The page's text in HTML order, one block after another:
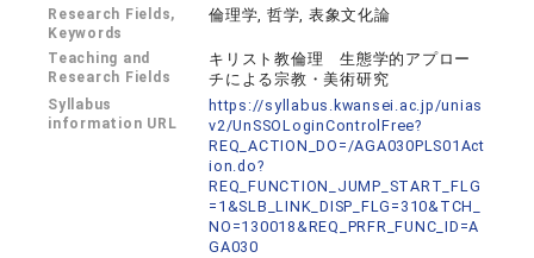
Research Fields,
Keywords
倫理学, 哲学, 表象文化論
Teaching and
Research Fields
キリスト教倫理 生態学的アプロー
チによる宗教・美術研究
Syllabus
information URL
https://syllabus.kwansei.ac.jp/unias
v2/UnSSOLoginControlFree?
REQ_ACTION_DO=/AGA030PLS01Act
ion.do?
REQ_FUNCTION_JUMP_START_FLG
=1&SLB_LINK_DISP_FLG=310&TCH_
NO=130018&REQ_PRFR_FUNC_ID=A
GA030